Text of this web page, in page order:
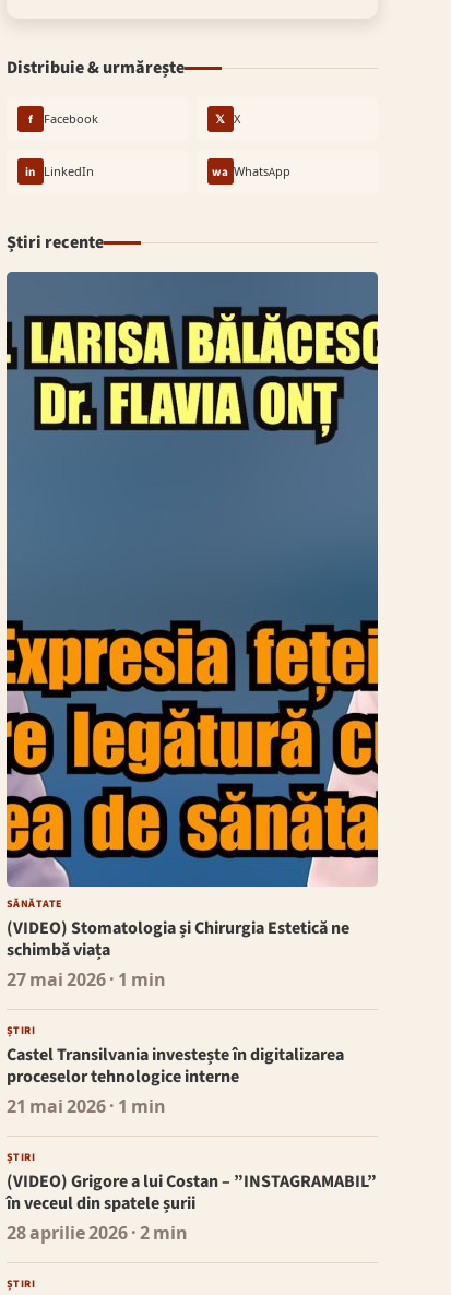
Distribuie & urmărește
f Facebook 𝕏 X
in LinkedIn wa WhatsApp
Știri recente
SĂNĂTATE
(VIDEO) Stomatologia și Chirurgia Estetică ne
schimbă viața
27 mai 2026· 1 min
ȘTIRI
Castel Transilvania investește în digitalizarea
proceselor tehnologice interne
21 mai 2026· 1 min
ȘTIRI
(VIDEO) Grigore a lui Costan – ”INSTAGRAMABIL”
în veceul din spatele șurii
28 aprilie 2026· 2 min
ȘTIRI